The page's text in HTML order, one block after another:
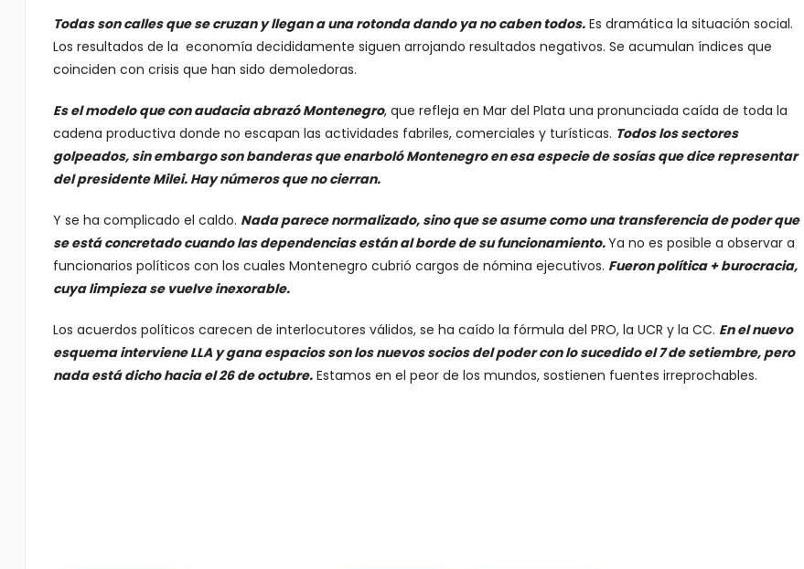
Todas son calles que se cruzan y llegan a una rotonda dando ya no caben todos.Es dramática la situación social.
Los resultados de la economía decididamente siguen arrojando resultados negativos. Se acumulan índices que
coinciden con crisis que han sido demoledoras.
Es el modelo que con audacia abrazó Montenegro, que refleja en Mar del Plata una pronunciada caída de toda la
cadena productiva donde no escapan las actividades fabriles, comerciales y turísticas. Todos los sectores
golpeados, sin embargo son banderas que enarboló Montenegro en esa especie de sosías que dice representar
del presidente Milei. Hay números que no cierran.
Y se ha complicado el caldo. Nada parece normalizado, sino que se asume como una transferencia de poder que
se está concretado cuando las dependencias están al borde de su funcionamiento.Ya no es posible a observar a
funcionarios políticos con los cuales Montenegro cubrió cargos de nómina ejecutivos. Fueron política + burocracia,
cuya limpieza se vuelve inexorable.
Los acuerdos políticos carecen de interlocutores válidos, se ha caído la fórmula del PRO, la UCR y la CC. En el nuevo
esquema interviene LLA y gana espacios son los nuevos socios del poder con lo sucedido el 7 de setiembre, pero
nada está dicho hacia el 26 de octubre. Estamos en el peor de los mundos, sostienen fuentes irreprochables.